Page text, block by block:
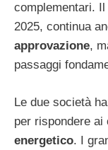
complementari. Il
2025, continua
approvazione,
passaggi
Le due società
per rispondere ai
energetico. I